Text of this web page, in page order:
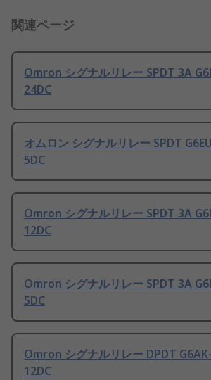
関連ページ
Omron シグナルリレー SPDT 3A
24DC
オムロン シグナルリレー SPDT
5DC
Omron シグナルリレー SPDT 3A
12DC
Omron シグナルリレー SPDT 3A
5DC
Omron シグナルリレー DPDT
12DC